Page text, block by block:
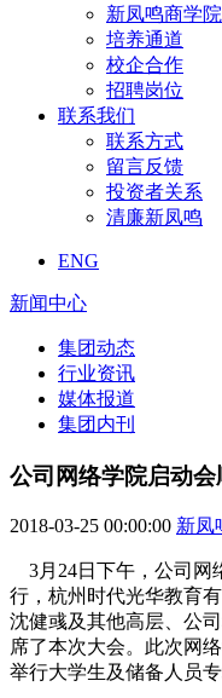
新凤鸣商学院
培养通道
校企合作
招聘岗位
联系我们
联系方式
留言反馈
投资者关系
清廉新凤鸣
ENG
新闻中心
集团动态
行业资讯
媒体报道
集团内刊
公司网络学院启动
2018-03-25 00:00:00 新凤
3月24日下午，公司网
行，杭州时代光华教育
沈健彧及其他高层、公
席了本次大会。此次网
举行大学生及储备人员专